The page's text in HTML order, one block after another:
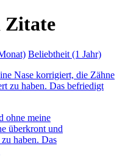
Zitate
Beliebtheit (1 Jahr)
ohne meine
überkront und
haben. Das